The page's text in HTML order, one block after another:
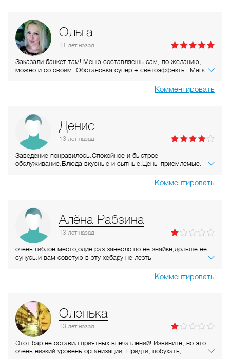
Ольга
11 летназад
Заказали банкет там! Меню составляешь сам, по желанию,
можно и со своим. Обстановка супер + светоэффекты. Мягкие
ждем 12 сентября. Пока все нравится. Ах забыла, охраняемая
Комментировать
Денис
13 летназад
Заведение понравилось.Спокойное и быстрое
обслуживание.Блюда вкусные и сытные.Цены приемлемые.
Комментировать
Алёна Рабзина
13 летназад
очень гиблое место,один раз занесло по не знайке,дольше не
сунусь.и вам советую в эту хебару не лезть
Комментировать
Оленька
13 летназад
Этот бар не оставил приятных впечатлений! Извините, но это
очень низкий уровень организации. Придти, побухать,